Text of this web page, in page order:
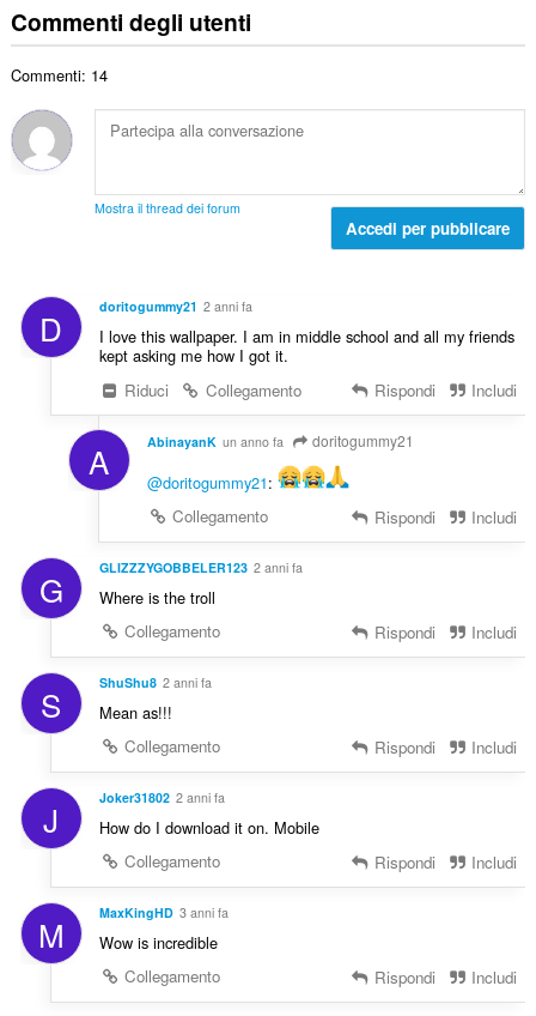
Commenti degli utenti
Commenti: 14
Mostra il thread dei forum
Accedi per pubblicare
D doritogummy21 2 anni fa
I love this wallpaper. I am in middle school and all my friends
kept asking me how I got it.
Riduci
Collegamento Rispondi Includi
A AbinayanK un anno fa doritogummy21
@doritogummy21:
Collegamento
Rispondi Includi
G GLIZZZYGOBBELER123 2 anni fa
Where is the troll
Collegamento
Rispondi Includi
S ShuShu8 2 anni fa
Mean as!!!
Collegamento
Rispondi Includi
J Joker31802 2 anni fa
How do I download it on. Mobile
Collegamento
Rispondi Includi
M MaxKingHD 3 anni fa
Wow is incredible
Collegamento
Rispondi Includi